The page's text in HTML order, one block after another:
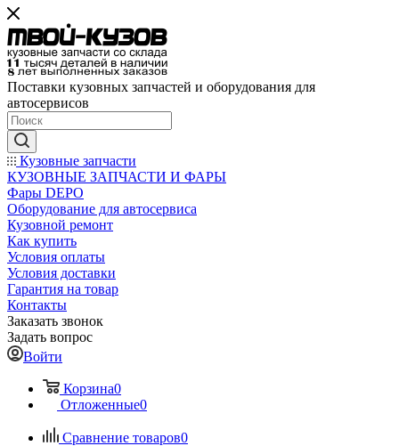
Поставки кузовных запчастей и оборудования для
автосервисов
Кузовные запчасти
КУЗОВНЫЕ ЗАПЧАСТИ И ФАРЫ
Фары DEPO
Оборудование для автосервиса
Кузовной ремонт
Как купить
Условия оплаты
Условия доставки
Гарантия на товар
Контакты
Заказать звонок
Задать вопрос
Войти
Корзина0
Отложенные0
Сравнение товаров0